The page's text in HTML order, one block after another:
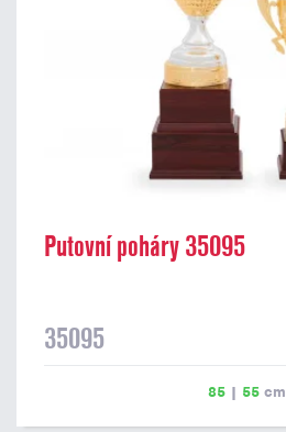
Putovní poháry 35095
35095
85| 55cm